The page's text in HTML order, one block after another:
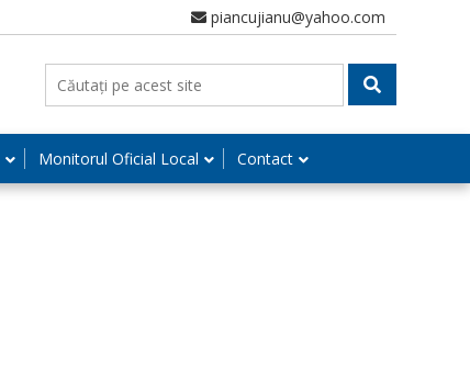
piancujianu@yahoo.com
Monitorul Oficial Local Contact